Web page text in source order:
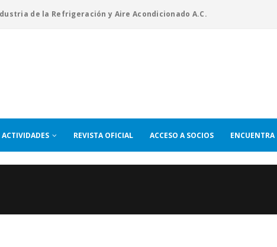
de la Refrigeración y Aire Acondicionado A.C.
ACTIVIDADES REVISTA OFICIAL ACCESO A SOCIOS ENCUENTRA